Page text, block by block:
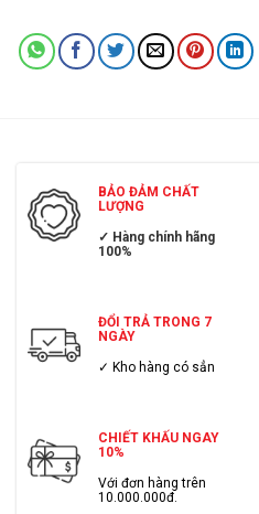
BẢO ĐẢM CHẤT
LƯỢNG
✓ Hàng chính hãng
100%
ĐỔI TRẢ TRONG 7
NGÀY
✓ Kho hàng có sẳn
CHIẾT KHẤU NGAY
10%
Với đơn hàng trên
10.000.000đ.